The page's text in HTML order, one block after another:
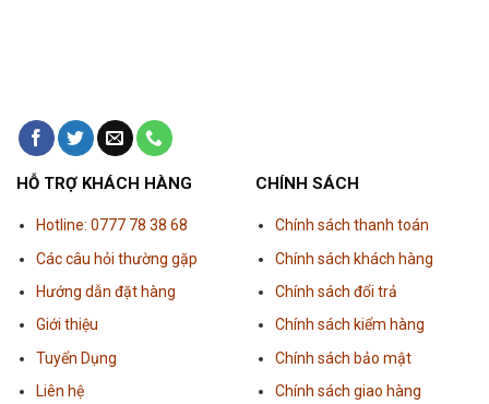
HỖ TRỢ KHÁCH HÀNG
Hotline: 0777 78 38 68
Các câu hỏi thường gặp
Hướng dẫn đặt hàng
Giới thiệu
Tuyển Dụng
Liên hệ
CHÍNH SÁCH
Chính sách thanh toán
Chính sách khách hàng
Chính sách đổi trả
Chính sách kiểm hàng
Chính sách bảo mật
Chính sách giao hàng